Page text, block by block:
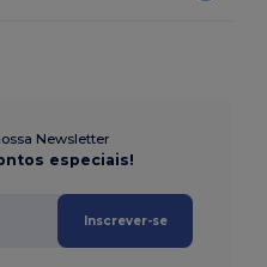
Newsletter
especiais!
Inscrever-se